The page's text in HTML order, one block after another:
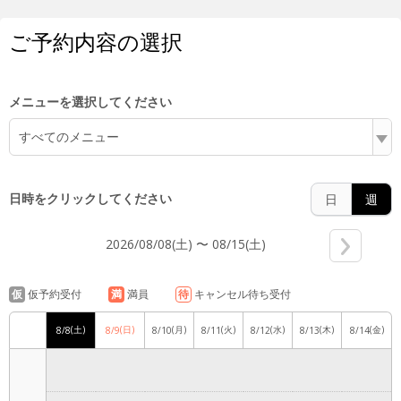
ご予約内容の選択
メニューを選択してください
すべてのメニュー
日時をクリックしてください 日 週
2026/08/08(土) 〜 08/15(土)
仮 仮予約受付 満 満員 待 キャンセル待ち受付
8/8(土) 8/9(日) 8/10(月) 8/11(火) 8/12(水) 8/13(木) 8/14(金)